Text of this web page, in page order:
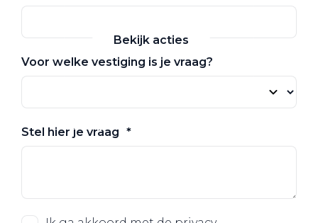
Bekijk acties
Zakelijk
Voor welke vestiging is je vraag?
Stel hier je vraag